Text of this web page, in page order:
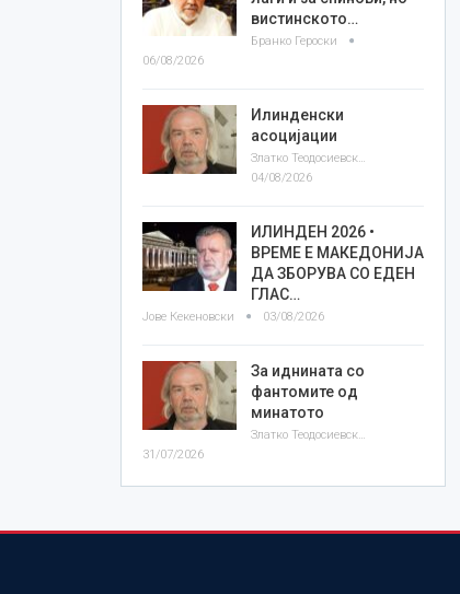
вистинското…
Бранко Героски
06/08/2026
Илинденски
асоцијации
Златко Теодосиевски
04/08/2026
ИЛИНДЕН 2026 •
ВРЕМЕ Е МАКЕДОНИЈА
ДА ЗБОРУВА СО ЕДЕН
ГЛАС…
Јове Кекеновски 03/08/2026
За иднината со
фантомите од
минатото
Златко Теодосиевски
31/07/2026